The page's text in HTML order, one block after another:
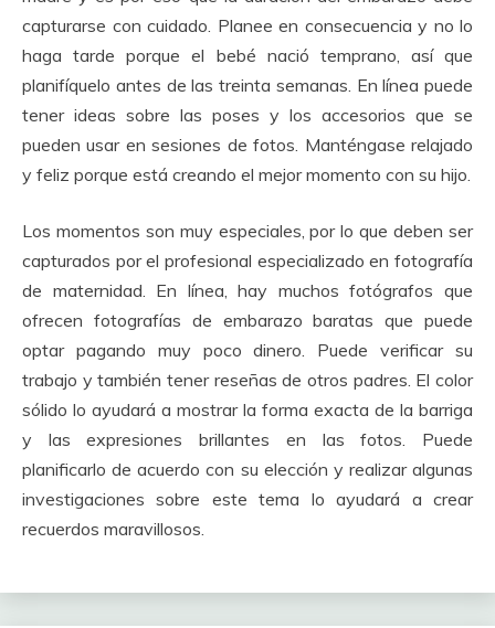
capturarse con cuidado. Planee en consecuencia y no lo
haga tarde porque el bebé nació temprano, así que
planifíquelo antes de las treinta semanas. En línea puede
tener ideas sobre las poses y los accesorios que se
pueden usar en sesiones de fotos. Manténgase relajado
y feliz porque está creando el mejor momento con su hijo.
Los momentos son muy especiales, por lo que deben ser
capturados por el profesional especializado en fotografía
de maternidad. En línea, hay muchos fotógrafos que
ofrecen fotografías de embarazo baratas que puede
optar pagando muy poco dinero. Puede verificar su
trabajo y también tener reseñas de otros padres. El color
sólido lo ayudará a mostrar la forma exacta de la barriga
y las expresiones brillantes en las fotos. Puede
planificarlo de acuerdo con su elección y realizar algunas
investigaciones sobre este tema lo ayudará a crear
recuerdos maravillosos.